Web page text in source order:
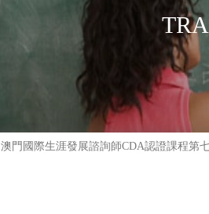
澳門國際生涯發展諮詢師CDA認證課程第